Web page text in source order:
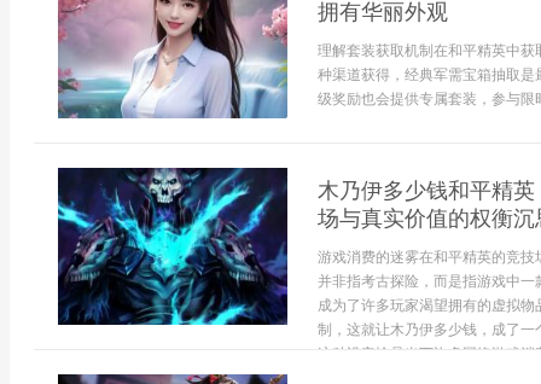
拥有华丽外观
理解套装获取机制在和平精英中
种渠道获得，经典军需宝箱抽取
级奖励也会提供专属套装，参与
木乃伊多少钱和平精
场与真实价值的权衡沉
游戏消费的迷雾在和平精英的竞
并非指考古探险，而是指游戏中
成为了许多玩家渴望拥有的虚拟
制，这就让木乃伊多少钱，成了
这种设定恰是当下许多网络游戏消